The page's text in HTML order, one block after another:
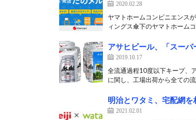
2020.02.28
ヤマトホームコンビニエンス
ィングス傘下のヤマトホーム
アサヒビール、「スー
2019.10.17
全流通過程10度以下キープ、
に関し、工場出荷から全ての
明治とワタミ、宅配網を
2021.02.01